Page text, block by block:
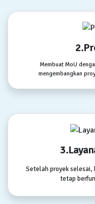
Membuat MoU
mengembangkan
Setelah proyek selesai,
tetap